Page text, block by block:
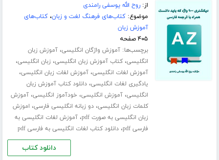
از:روح الله یوسفی رامندی
موضوع:کتاب‌های فرهنگ لغت و زبان،کتاب‌های
آموزش زبان
۴۰۵ صفحه
برچسب‌ها:آموزش واژگان انگلیسی،آموزش زبان
انگلیسی،کتاب آموزش زبان انگلیسی، زبان انگلیسی،
آموزش لغات انگلیسی،آموزش لغات زبان انگلیسی،
یادگیری لغات انگلیسی،دانلود کتاب آموزش زبان
انگلیسی،آموزش انگلیسی، خودآموز انگلیسی،آموزش
کلمات زبان انگلیسی،دو زبانه انگلیسی فارسی، اموزش
زبان انگلیسی به صورت pdf
،آموزش لغات انگلیسی به
فارسی pdf
،دانلود کتاب لغات انگلیسی به فارسی pdf
دانلود کتاب